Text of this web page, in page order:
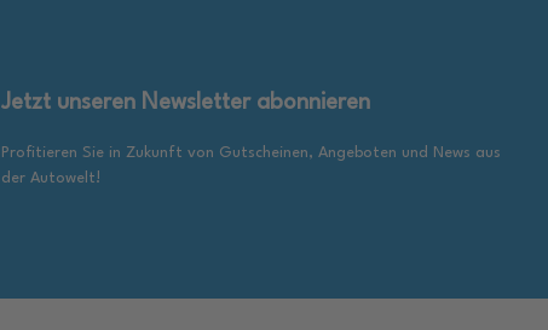
Jetzt unseren Newsletter abonnieren
Profitieren Sie in Zukunft von Gutscheinen, Angeboten und News aus
der Autowelt!